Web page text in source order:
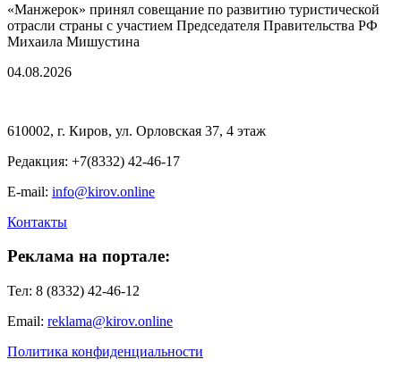
«Манжерок» принял совещание по развитию туристической
отрасли страны с участием Председателя Правительства РФ
Михаила Мишустина
04.08.2026
610002, г. Киров, ул. Орловская 37, 4 этаж
Редакция: +7(8332) 42-46-17
E-mail: info@kirov.online
Контакты
Реклама на портале:
Тел: 8 (8332) 42-46-12
Email: reklama@kirov.online
Политика конфиденциальности